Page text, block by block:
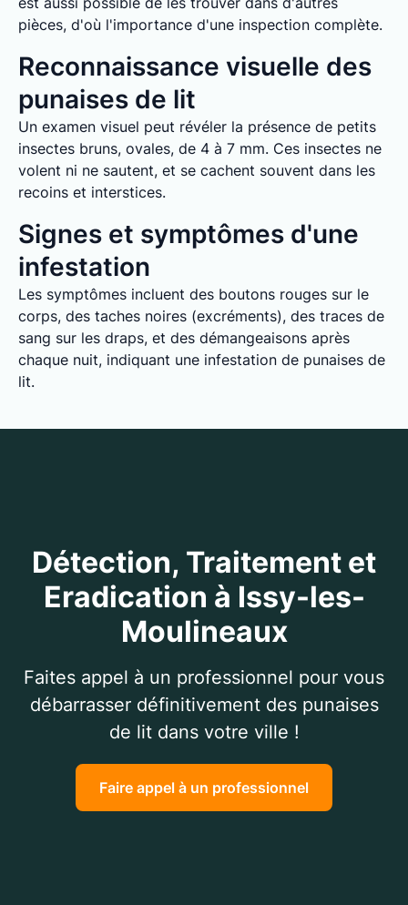
pièces, d'où l'importance d'une inspection complète.
Reconnaissance visuelle des
punaises de lit
Un examen visuel peut révéler la présence de petits
insectes bruns, ovales, de 4 à 7 mm. Ces insectes ne
volent ni ne sautent, et se cachent souvent dans les
recoins et interstices.
Signes et symptômes d'une
infestation
Les symptômes incluent des boutons rouges sur le
corps, des taches noires (excréments), des traces de
sang sur les draps, et des démangeaisons après
chaque nuit, indiquant une infestation de punaises de
lit.
Détection, Traitement et
Eradication à Issy-les-
Moulineaux
Faites appel à un professionnel pour vous
débarrasser définitivement des punaises
de lit dans votre ville !
Faire appel à un professionnel